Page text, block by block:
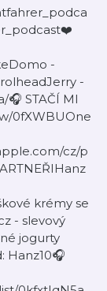
-
-
STAČÍ MI
0fXWBUOne
cz/p
krémy se
- slevový
jogurty
Hanz10🎧